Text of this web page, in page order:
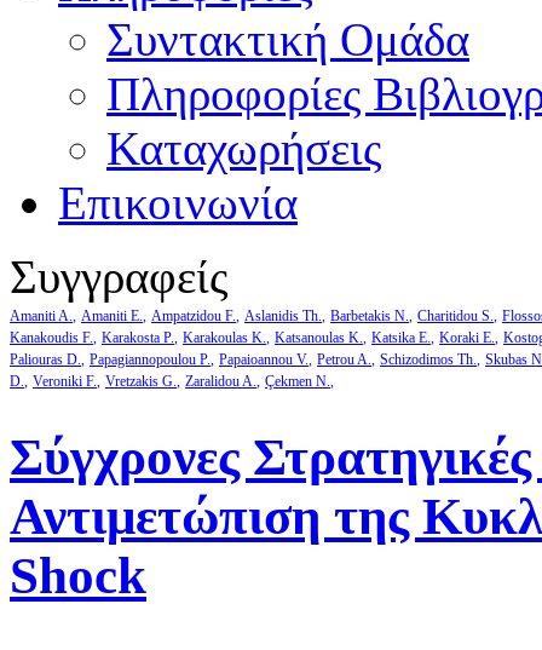
Συντακτική Ομάδα
Πληροφορίες
Καταχωρήσεις
Επικοινωνία
Συγγραφείς
Amaniti A. Amaniti E. Ampatzidou F. Aslanidis Th. Barbetakis N. Charitidou S.
Kanakoudis F. Karakosta P. Karakoulas K. Katsanoulas K. Katsika E. Koraki E.
Paliouras D. Papagiannopoulou P. Papaioannou V. Petrou A. Schizodimos Th. Skubas
D. Veroniki F. Vretzakis G. Zaralidou A. Çekmen N.
Σύγχρονες
Αντιμετώπιση της
Shock